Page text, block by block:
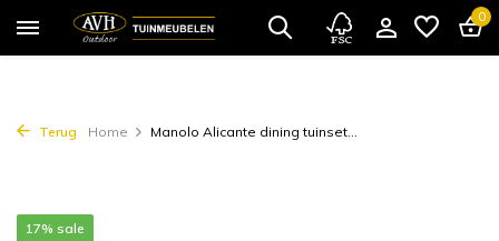
0
Terug Home Manolo Alicante dining tuinset...
17% sale